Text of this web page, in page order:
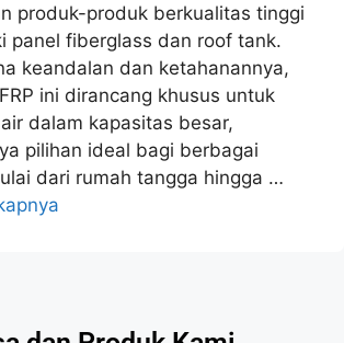
produk-produk berkualitas tinggi
panel fiberglass dan roof tank.
keandalan dan ketahanannya,
ini dirancang khusus untuk
dalam kapasitas besar,
pilihan ideal bagi berbagai
dari rumah tangga hingga …